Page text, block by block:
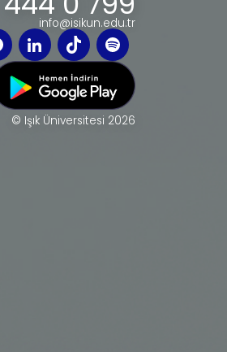
info@isikun.edu.tr
© Işık Üniversitesi 2026